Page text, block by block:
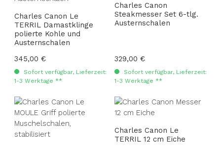
Charles Canon Le
TERRIL Damastklinge
polierte Kohle und
Austernschalen
Regulärer Preis:
345,00 €
Sofort verfügbar, Lieferzeit:
1-3 Werktage **
Charles Canon
Steakmesser Set 6-tlg.
Austernschalen
Regulärer Preis:
329,00 €
Sofort verfügbar, Lieferzeit:
1-3 Werktage **
Charles Canon Le
TERRIL 12 cm Eiche